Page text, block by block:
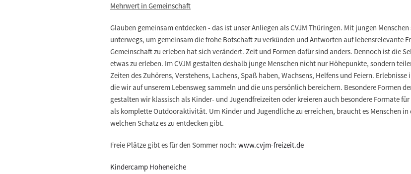
Mehrwert in Gemeinschaft
Glauben gemeinsam entdecken - das ist unser Anliegen als CVJM Thüringen. Mit jungen
unterwegs, um gemeinsam die frohe Botschaft zu verkünden und Antworten auf lebensrelevante
Gemeinschaft zu erleben hat sich verändert. Zeit und Formen dafür sind anders. Dennoch ist die
etwas zu erleben. Im CVJM gestalten deshalb junge Menschen nicht nur Höhepunkte, sondern
Zeiten des Zuhörens, Verstehens, Lachens, Spaß haben, Wachsens, Helfens und Feiern.
die wir auf unserem Lebensweg sammeln und die uns persönlich bereichern. Besondere Formen
gestalten wir klassisch als Kinder- und Jugendfreizeiten oder kreieren auch besondere Formate
als komplette Outdooraktivität. Um Kinder und Jugendliche zu erreichen, braucht es Menschen in
welchen Schatz es zu entdecken gibt.
Freie Plätze gibt es für den Sommer noch: www.cvjm-freizeit.de
Kindercamp Hoheneiche